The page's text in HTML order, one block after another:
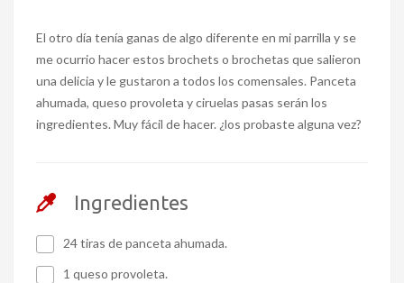
El otro día tenía ganas de algo diferente en mi parrilla y se
me ocurrio hacer estos brochets o brochetas que salieron
una delicia y le gustaron a todos los comensales. Panceta
ahumada, queso provoleta y ciruelas pasas serán los
ingredientes. Muy fácil de hacer. ¿los probaste alguna vez?
Ingredientes
24 tiras de panceta ahumada.
1 queso provoleta.